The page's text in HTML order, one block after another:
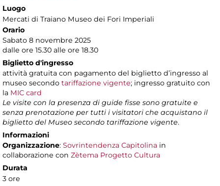
Luogo
Mercati di Traiano Museo dei Fori Imperiali
Orario
Sabato 8 novembre 2025
dalle ore 15.30 alle ore 18.30
Biglietto d'ingresso
attività gratuita con pagamento del biglietto d’ingresso al
museo secondo tariffazione vigente; ingresso gratuito con
la MIC card
Le visite con la presenza di guide fisse sono gratuite e
senza prenotazione per tutti i visitatori che acquistano il
biglietto del Museo secondo tariffazione vigente.
Informazioni
Organizzazione: Sovrintendenza Capitolina in
collaborazione con Zètema Progetto Cultura
Durata
3 ore